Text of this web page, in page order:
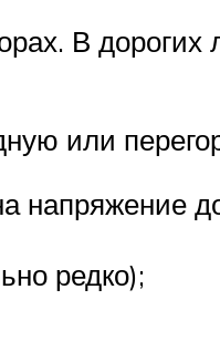
В
или
напряжение
редко);